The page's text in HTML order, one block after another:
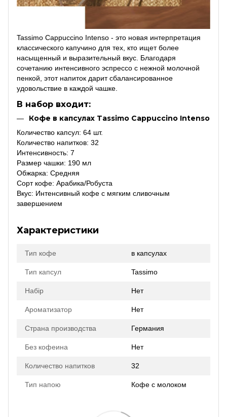
Tassimo Cappuccino Intenso - это новая интерпретация
классического капучино для тех, кто ищет более
насыщенный и выразительный вкус. Благодаря
сочетанию интенсивного эспрессо с нежной молочной
пенкой, этот напиток дарит сбалансированное
удовольствие в каждой чашке.
В набор входит:
Кофе в капсулах Tassimo Cappuccino Intenso
Количество капсул: 64 шт.
Количество напитков: 32
Интенсивность: 7
Размер чашки: 190 мл
Обжарка: Средняя
Сорт кофе: Арабика/Робуста
Вкус: Интенсивный кофе с мягким сливочным
завершением
Характеристики
Тип кофе в капсулах
Тип капсул Tassimo
Набір Нет
Ароматизатор Нет
Страна производства Германия
Без кофеина Нет
Количество напитков 32
Тип напою Кофе с молоком